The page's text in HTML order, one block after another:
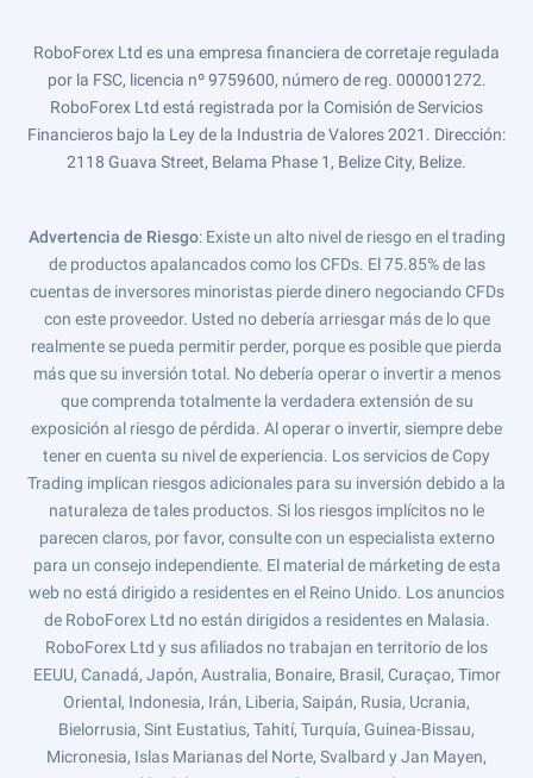
RoboForex Ltd es una empresa financiera de corretaje regulada
por la FSC, licencia nº 9759600, número de reg. 000001272.
RoboForex Ltd está registrada por la Comisión de Servicios
Financieros bajo la Ley de la Industria de Valores 2021. Dirección:
2118 Guava Street, Belama Phase 1, Belize City, Belize.
Advertencia de Riesgo: Existe un alto nivel de riesgo en el trading
de productos apalancados como los CFDs. El 75.85% de las
cuentas de inversores minoristas pierde dinero negociando CFDs
con este proveedor. Usted no debería arriesgar más de lo que
realmente se pueda permitir perder, porque es posible que pierda
más que su inversión total. No debería operar o invertir a menos
que comprenda totalmente la verdadera extensión de su
exposición al riesgo de pérdida. Al operar o invertir, siempre debe
tener en cuenta su nivel de experiencia. Los servicios de Copy
Trading implican riesgos adicionales para su inversión debido a la
naturaleza de tales productos. Si los riesgos implícitos no le
parecen claros, por favor, consulte con un especialista externo
para un consejo independiente. El material de márketing de esta
web no está dirigido a residentes en el Reino Unido. Los anuncios
de RoboForex Ltd no están dirigidos a residentes en Malasia.
RoboForex Ltd y sus afiliados no trabajan en territorio de los
EEUU, Canadá, Japón, Australia, Bonaire, Brasil, Curaçao, Timor
Oriental, Indonesia, Irán, Liberia, Saipán, Rusia, Ucrania,
Bielorrusia, Sint Eustatius, Tahití, Turquía, Guinea-Bissau,
Micronesia, Islas Marianas del Norte, Svalbard y Jan Mayen,